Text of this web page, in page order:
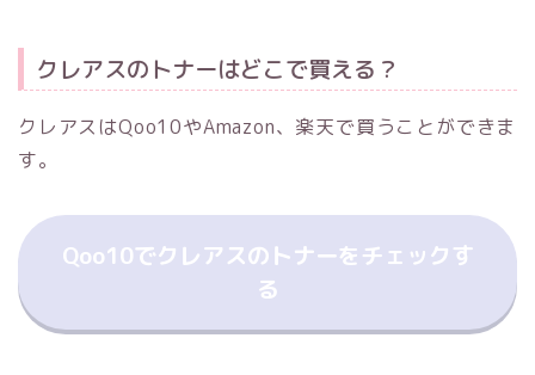
クレアスのトナーはどこで買える？
クレアスはQoo10やAmazon、楽天で買うことができま
す。
Qoo10でクレアスのトナーをチェックす
る